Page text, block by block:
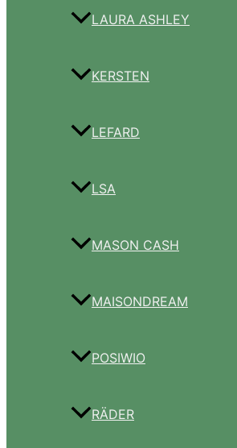
LAURA ASHLEY
KERSTEN
LEFARD
LSA
MASON CASH
MAISONDREAM
POSIWIO
RÄDER